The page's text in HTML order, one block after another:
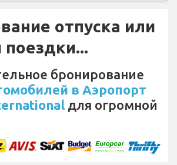
отпуска или
бронирование
в Аэропорт
для огромной